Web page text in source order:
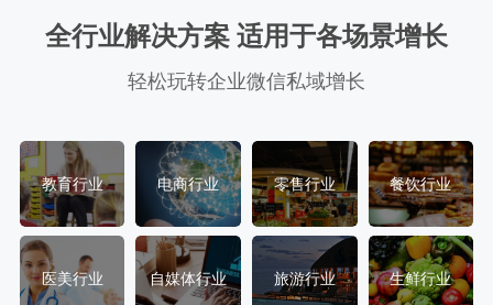
全行业解决方案 适用于各场景增长
轻松玩转企业微信私域增长
教育行业 电商行业 零售行业 餐饮行业
医美行业 自媒体行业 旅游行业 生鲜行业